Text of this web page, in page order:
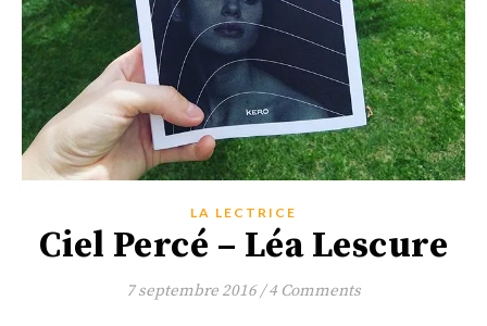
LA LECTRICE
Ciel Percé – Léa Lescure
7 septembre 2016/ 4 Comments